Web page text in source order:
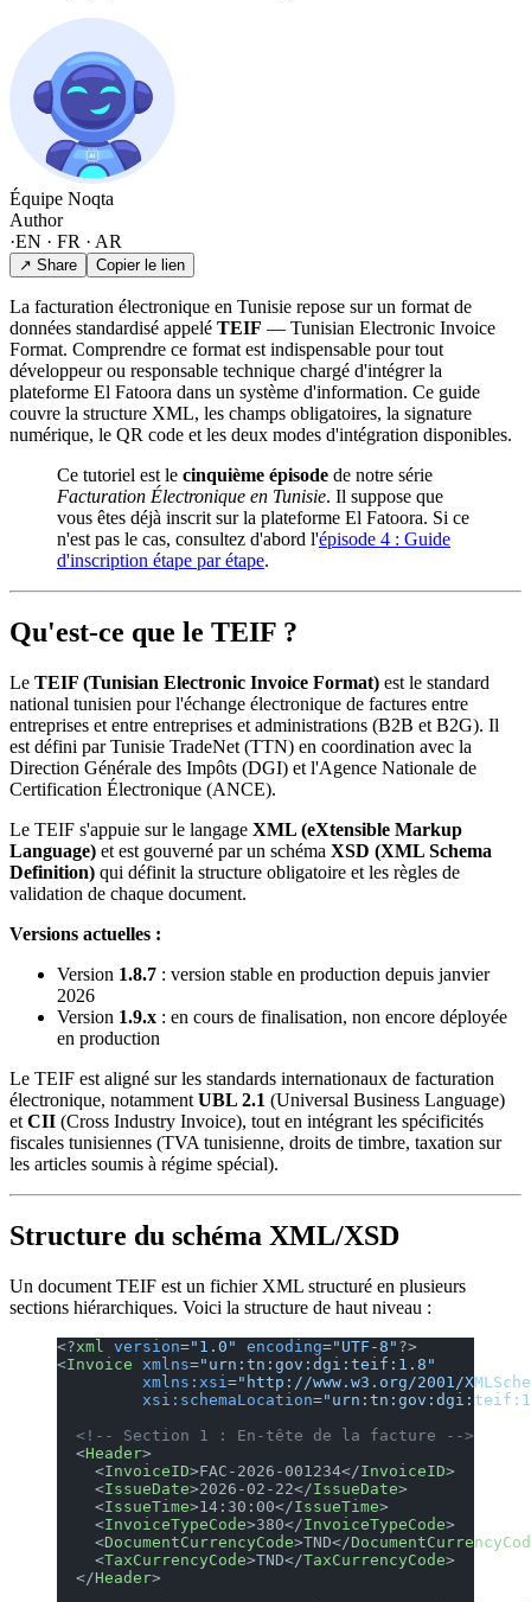
Équipe Noqta
Author
·EN · FR · AR
↗ Share Copier le lien
La facturation électronique en Tunisie repose sur un format de
données standardisé appelé TEIF — Tunisian Electronic Invoice
Format. Comprendre ce format est indispensable pour tout
développeur ou responsable technique chargé d'intégrer la
plateforme El Fatoora dans un système d'information. Ce guide
couvre la structure XML, les champs obligatoires, la signature
numérique, le QR code et les deux modes d'intégration disponibles.
Ce tutoriel est le cinquième épisode de notre série
Facturation Électronique en Tunisie. Il suppose que
vous êtes déjà inscrit sur la plateforme El Fatoora. Si ce
n'est pas le cas, consultez d'abord l'épisode 4 : Guide
d'inscription étape par étape.
Qu'est-ce que le TEIF ?
Le TEIF (Tunisian Electronic Invoice Format) est le standard
national tunisien pour l'échange électronique de factures entre
entreprises et entre entreprises et administrations (B2B et B2G). Il
est défini par Tunisie TradeNet (TTN) en coordination avec la
Direction Générale des Impôts (DGI) et l'Agence Nationale de
Certification Électronique (ANCE).
Le TEIF s'appuie sur le langage XML (eXtensible Markup
Language) et est gouverné par un schéma XSD (XML Schema
Definition) qui définit la structure obligatoire et les règles de
validation de chaque document.
Versions actuelles :
Version 1.8.7 : version stable en production depuis janvier
2026
Version 1.9.x : en cours de finalisation, non encore déployée
en production
Le TEIF est aligné sur les standards internationaux de facturation
électronique, notamment UBL 2.1 (Universal Business Language)
et CII (Cross Industry Invoice), tout en intégrant les spécificités
fiscales tunisiennes (TVA tunisienne, droits de timbre, taxation sur
les articles soumis à régime spécial).
Structure du schéma XML/XSD
Un document TEIF est un fichier XML structuré en plusieurs
sections hiérarchiques. Voici la structure de haut niveau :
<?xml version="1.0" encoding="UTF-8" ?>
<Invoice xmlns="urn:tn:gov:dgi:teif:1.8"
         xmlns:xsi
="http://www.w3.org/2001/
         xsi:schemaLocation
=
  <!-- Section 1 : En-tête de la facture -->
  <
Header>
    <
InvoiceID>FAC-2026-001234</InvoiceID>
    <
IssueDate>2026-02-22</IssueDate>
    <
IssueTime>14:30:00</IssueTime>
    <
InvoiceTypeCode>380</InvoiceTypeCode>
    <
DocumentCurrencyCode>TND</
    <
TaxCurrencyCode>TND</TaxCurrencyCode>
  </
Header>